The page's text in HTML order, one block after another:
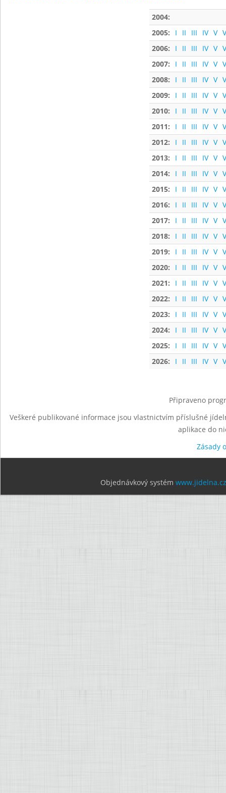
2004:
2005:
I II III IV V
2006:
I II III IV V
2007:
I II III IV V
2008:
I II III IV V
2009:
I II III IV V
2010:
I II III IV V
2011:
I II III IV V
2012:
I II III IV V
2013:
I II III IV V
2014:
I II III IV V
2015:
I II III IV V
2016:
I II III IV V
2017:
I II III IV V
2018:
I II III IV V
2019:
I II III IV V
2020:
I II III IV V
2021:
I II III IV V
2022:
I II III IV V
2023:
I II III IV V
2024:
I II III IV V
2025:
I II III IV V
2026:
I II III IV V
Připraveno
Veškeré publikované informace jsou vlastnictvím příslušné
aplikace do
Zásady
Objednávkový systém www.jidelna.cz